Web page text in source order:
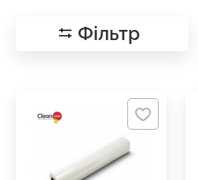
Фільтр